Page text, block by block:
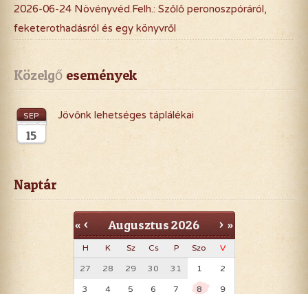
2026-06-24 Növényvéd.Felh.: Szőlő peronoszpóráról,
feketerothadásról és egy könyvről
Közelgő események
SEP
15
Jövőnk lehetséges táplálékai
Naptár
« < Augusztus2026 > »
H K Sz Cs P Szo V
27 28 29 30 31 1 2
3 4 5 6 7 8 9